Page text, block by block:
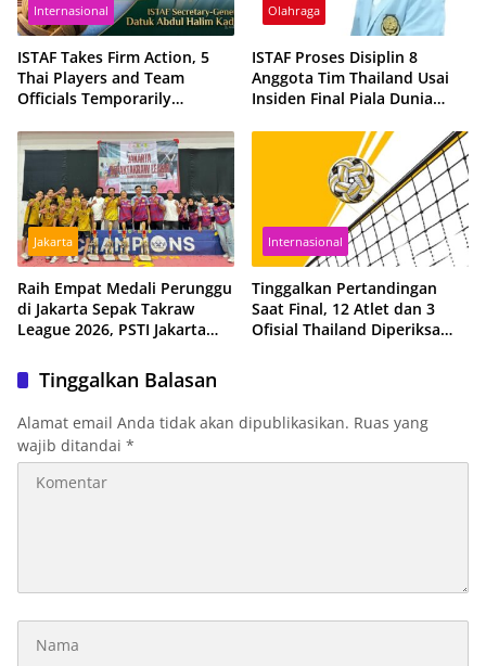
Internasional
ISTAF Takes Firm Action, 5
Thai Players and Team
Officials Temporarily
Sepaktakraw Activities
Olahraga
ISTAF Proses Disiplin 8
Anggota Tim Thailand Usai
Insiden Final Piala Dunia
Jakarta
Raih Empat Medali Perunggu
di Jakarta Sepak Takraw
League 2026, PSTI Jakarta
Musim Depan
Internasional
Tinggalkan Pertandingan
Saat Final, 12 Atlet dan 3
Ofisial Thailand Diperiksa
Tinggalkan Balasan
Alamat email Anda tidak akan dipublikasikan. Ruas yang
wajib ditandai *